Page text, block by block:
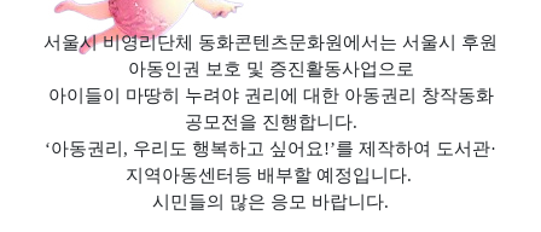
서울시 비영리단체 동화콘텐츠문화원에서는 서울시 후원
아동인권 보호 및 증진활동사업으로
아이들이 마땅히 누려야 권리에 대한 아동권리 창작동화
공모전을 진행합니다.
‘아동권리, 우리도 행복하고 싶어요!’를 제작하여 도서관·
지역아동센터등 배부할 예정입니다.
시민들의 많은 응모 바랍니다.